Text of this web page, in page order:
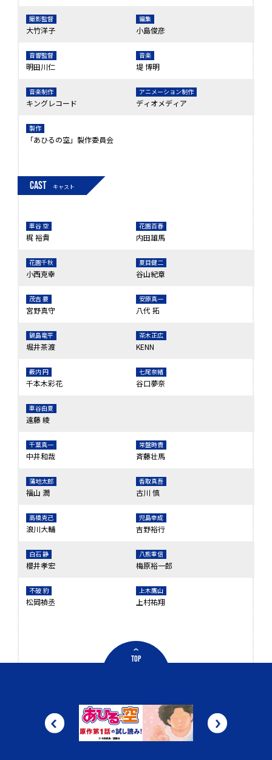
撮影監督
大竹洋子
編集
小島俊彦
音響監督
明田川仁
音楽
堤 博明
音楽制作
キングレコード
アニメーション制作
ディオメディア
製作
「あひるの空」製作委員会
CAST キャスト
車谷 空
梶 裕貴
花園百春
内田雄馬
花園千秋
小西克幸
夏目健二
谷山紀章
茂吉 要
宮野真守
安原真一
八代 拓
鍋島竜平
堀井茶渡
茶木正広
KENN
薮内 円
千本木彩花
七尾奈緒
谷口夢奈
車谷由夏
遠藤 綾
千葉真一
中井和哉
常盤時貴
斉藤壮馬
蒲地太郎
福山 潤
香取真吾
古川 慎
高橋克己
浪川大輔
児島幸成
吉野裕行
白石 静
櫻井孝宏
八熊重信
梅原裕一郎
不破 豹
松岡禎丞
上木鷹山
上村祐翔
TOP